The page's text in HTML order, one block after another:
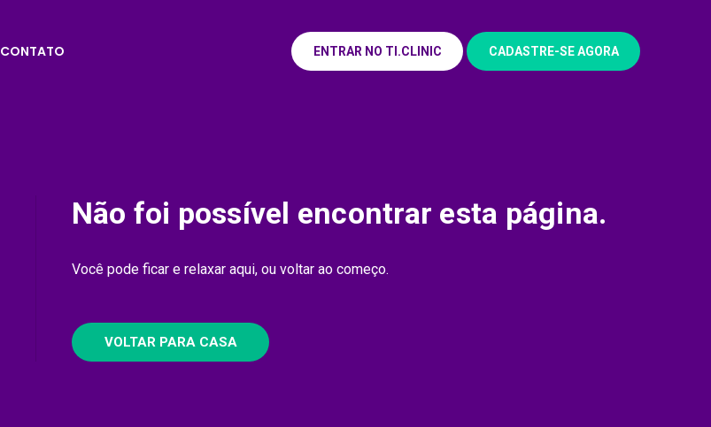
CONTATO ENTRAR NO TI.CLINIC CADASTRE-SE AGORA
Não foi possível encontrar esta página.
Você pode ficar e relaxar aqui, ou voltar ao começo.
VOLTAR PARA CASA